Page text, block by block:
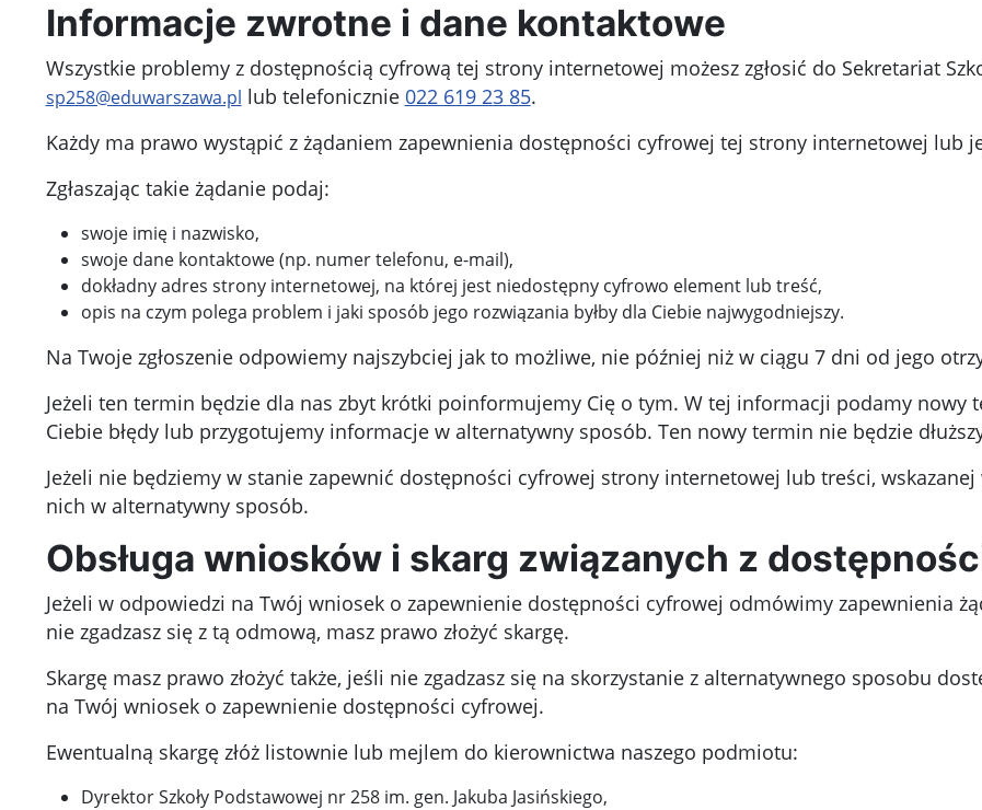
Informacje zwrotne i dane kontaktowe
Wszystkie problemy z dostępnością cyfrową tej strony internetowej możesz zgłosić do Sekretariat
sp258@eduwarszawa.pl lub telefonicznie 022 619 23 85.
Każdy ma prawo wystąpić z żądaniem zapewnienia dostępności cyfrowej tej strony internetowej lub
Zgłaszając takie żądanie podaj:
swoje imię i nazwisko,
swoje dane kontaktowe (np. numer telefonu, e-mail),
dokładny adres strony internetowej, na której jest niedostępny cyfrowo element lub treść,
opis na czym polega problem i jaki sposób jego rozwiązania byłby dla Ciebie najwygodniejszy.
Na Twoje zgłoszenie odpowiemy najszybciej jak to możliwe, nie później niż w ciągu 7 dni od jego
Jeżeli ten termin będzie dla nas zbyt krótki poinformujemy Cię o tym. W tej informacji podamy nowy
Ciebie błędy lub przygotujemy informacje w alternatywny sposób. Ten nowy termin nie będzie
Jeżeli nie będziemy w stanie zapewnić dostępności cyfrowej strony internetowej lub treści,
nich w alternatywny sposób.
Obsługa wniosków i skarg związanych z
Jeżeli w odpowiedzi na Twój wniosek o zapewnienie dostępności cyfrowej odmówimy zapewnienia
nie zgadzasz się z tą odmową, masz prawo złożyć skargę.
Skargę masz prawo złożyć także, jeśli nie zgadzasz się na skorzystanie z alternatywnego sposobu
na Twój wniosek o zapewnienie dostępności cyfrowej.
Ewentualną skargę złóż listownie lub mejlem do kierownictwa naszego podmiotu:
Dyrektor Szkoły Podstawowej nr 258 im. gen. Jakuba Jasińskiego,